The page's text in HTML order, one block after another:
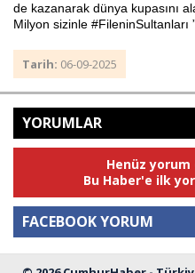
de kazanarak dünya kupasını
Milyon sizinle #FileninSultanları
Tarih: 06-09-2025
YORUMLAR
Henüz
Bu Haber'e ilk
FACEBOOK YORUM